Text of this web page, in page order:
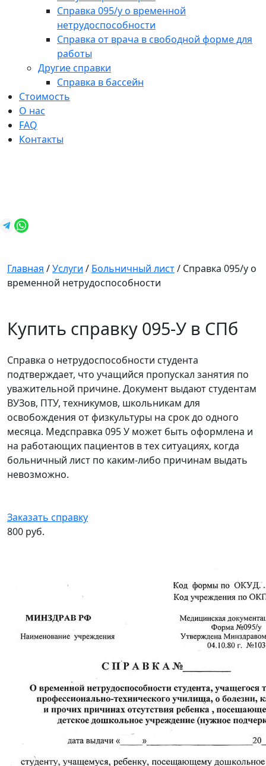
Справка 095/у о временной
нетрудоспособности
Справка от врача в свободной форме для
работы
Другие справки
Справка в бассейн
Стоимость
О нас
FAQ
Контакты
Главная /Услуги / Больничный лист/ Справка 095/у о
временной нетрудоспособности
Купить справку 095-У в СПб
Справка о нетрудоспособности студента
подтверждает, что учащийся пропускал занятия по
уважительной причине. Документ выдают студентам
ВУЗов, ПТУ, техникумов, школьникам для
освобождения от физкультуры на срок до одного
месяца. Медсправка 095 У может быть оформлена и
на работающих пациентов в тех ситуациях, когда
больничный лист по каким-либо причинам выдать
невозможно.
Заказать справку
800 руб.